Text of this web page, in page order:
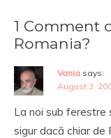
1 Comment
Romania?
Vania says:
August 3,
La noi sub ferestre
sigur dacă chiar de